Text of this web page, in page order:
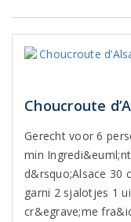
Choucroute
Gerecht voor 6
min
d&rsquo;Alsace 30
garni 2 sjalotjes 1
cr&egrave;me